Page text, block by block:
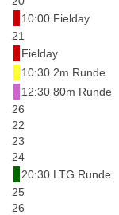
10:00 Fielday
21
Fielday
10:30 2m Runde
12:30 80m Runde
26
22
23
24
20:30 LTG Runde
25
26